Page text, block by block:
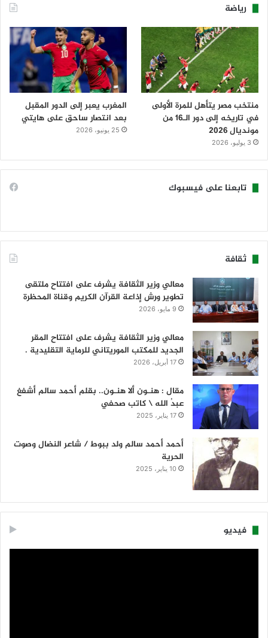
رياضة
منتخب مصر يتأهل للمرة الأولى
في تاريخه إلى دور الـ16 من
مونديال 2026
3 يوليو، 2026
المغرب يعبر إلى الدور المقبل
بعد انتصار ساحق على هايتي
25 يونيو، 2026
تابعنا على فيسبوك
ثقافة
معالي وزير الثقافة يشرف على افتتاح ملتقى
تطوير ورش إذاعة القرآن الكريم وقناة المحظرة
9 مايو، 2026
معالي وزير الثقافة يشرف على افتتاح المقر
الجديد للمكتب الموريتاني للرماية التقليدية .
17 أبريل، 2026
مقال : هنـون ألا هنـون.. بقلم أحمد سالم أشفغ
عبدُ الله \ كاتب صحفي
17 يناير، 2025
أحمد أحمد سالم ولد ببوط / شاعر النضال وصوت
الحرية
10 يناير، 2025
فيديو